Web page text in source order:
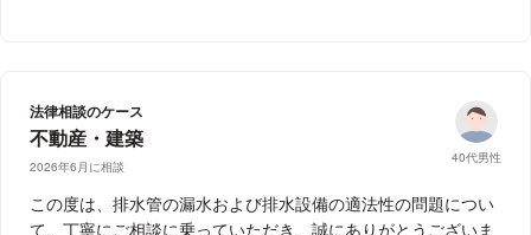
法律相談のケース
不動産・建築
2026年6月に相談
40代男性
この度は、排水管の漏水および排水設備の適法性の問題につい
て、丁寧にご相談に乗っていただき、誠にありがとうございま